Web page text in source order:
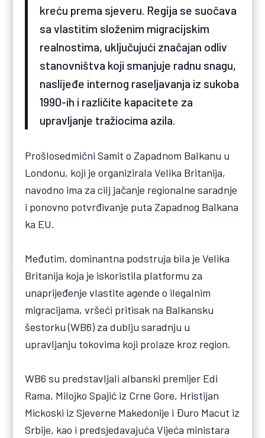
kreću prema sjeveru. Regija se suočava
sa vlastitim složenim migracijskim
realnostima, uključujući značajan odliv
stanovništva koji smanjuje radnu snagu,
naslijeđe internog raseljavanja iz sukoba
1990-ih i različite kapacitete za
upravljanje tražiocima azila.
Prošlosedmični Samit o Zapadnom Balkanu u
Londonu, koji je organizirala Velika Britanija,
navodno ima za cilj jačanje regionalne saradnje
i ponovno potvrđivanje puta Zapadnog Balkana
ka EU.
Međutim, dominantna podstruja bila je Velika
Britanija koja je iskoristila platformu za
unaprijeđenje vlastite agende o ilegalnim
migracijama, vršeći pritisak na Balkansku
šestorku (WB6) za dublju saradnju u
upravljanju tokovima koji prolaze kroz region.
WB6 su predstavljali albanski premijer Edi
Rama, Milojko Spajić iz Crne Gore, Hristijan
Mickoski iz Sjeverne Makedonije i Đuro Macut iz
Srbije, kao i predsjedavajuća Vijeća ministara